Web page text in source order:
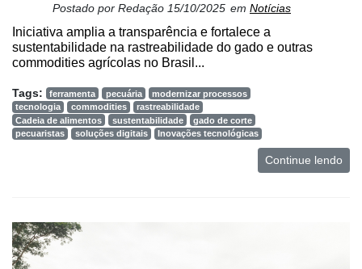
Postado por Redação 15/10/2025 em Notícias
Iniciativa amplia a transparência e fortalece a
sustentabilidade na rastreabilidade do gado e outras
commodities agrícolas no Brasil...
Tags: ferramenta pecuária
modernizar processos
tecnologia
commodities
rastreabilidade
Cadeia de alimentos
sustentabilidade
gado de corte
pecuaristas
soluções digitais Inovações tecnológicas
Continue lendo